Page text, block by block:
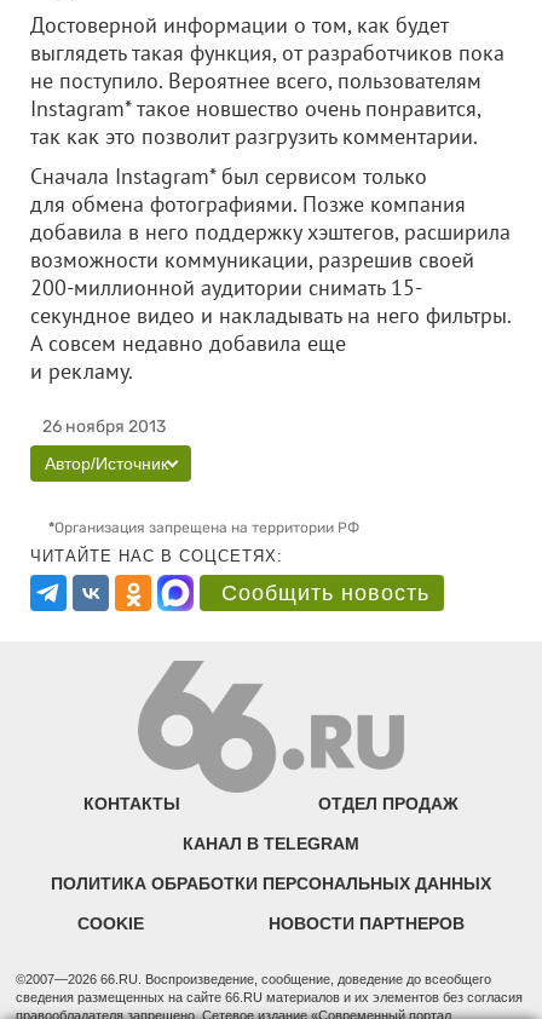
Достоверной информации о том, как будет
выглядеть такая функция, от разработчиков пока
не поступило. Вероятнее всего, пользователям
Instagram* такое новшество очень понравится,
так как это позволит разгрузить комментарии.
Сначала Instagram* был сервисом только
для обмена фотографиями. Позже компания
добавила в него поддержку хэштегов, расширила
возможности коммуникации, разрешив своей
200-миллионной аудитории снимать 15-
секундное видео и накладывать на него фильтры.
А совсем недавно добавила еще
и рекламу.
26 ноября 2013
Автор/Источник
*Организация запрещена на территории РФ
ЧИТАЙТЕ НАС В СОЦСЕТЯХ:
Сообщить новость
КОНТАКТЫ ОТДЕЛ ПРОДАЖ
КАНАЛ В TELEGRAM
ПОЛИТИКА ОБРАБОТКИ ПЕРСОНАЛЬНЫХ ДАННЫХ
COOKIE НОВОСТИ ПАРТНЕРОВ
©2007—2026 66.RU. Воспроизведение, сообщение, доведение до всеобщего
сведения размещенных на сайте 66.RU материалов и их элементов без согласия
правообладателя запрещено. Сетевое издание «Современный портал